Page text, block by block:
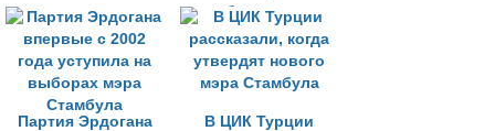
выборах мэра
Стамбула
Партия Эрдогана
В ЦИК Турции